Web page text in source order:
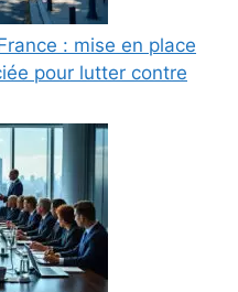
: mise en place
pour lutter contre